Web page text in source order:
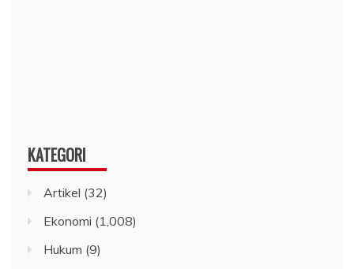
KATEGORI
Artikel (32)
Ekonomi (1,008)
Hukum (9)